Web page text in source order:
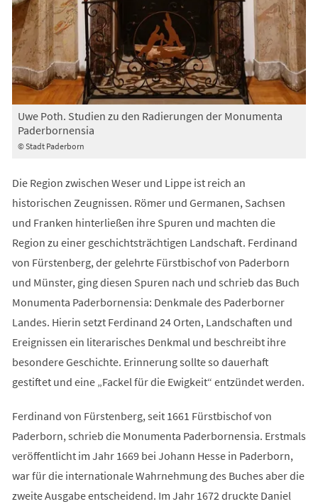
© Stadt Paderborn
Uwe Poth. Studien zu den Radierungen der Monumenta
Paderbornensia
Die Region zwischen Weser und Lippe ist reich an
historischen Zeugnissen. Römer und Germanen, Sachsen
und Franken hinterließen ihre Spuren und machten die
Region zu einer geschichtsträchtigen Landschaft. Ferdinand
von Fürstenberg, der gelehrte Fürstbischof von Paderborn
und Münster, ging diesen Spuren nach und schrieb das Buch
Monumenta Paderbornensia: Denkmale des Paderborner
Landes. Hierin setzt Ferdinand 24 Orten, Landschaften und
Ereignissen ein literarisches Denkmal und beschreibt ihre
besondere Geschichte. Erinnerung sollte so dauerhaft
gestiftet und eine „Fackel für die Ewigkeit“ entzündet werden.
Ferdinand von Fürstenberg, seit 1661 Fürstbischof von
Paderborn, schrieb die Monumenta Paderbornensia. Erstmals
veröffentlicht im Jahr 1669 bei Johann Hesse in Paderborn,
war für die internationale Wahrnehmung des Buches aber die
zweite Ausgabe entscheidend. Im Jahr 1672 druckte Daniel